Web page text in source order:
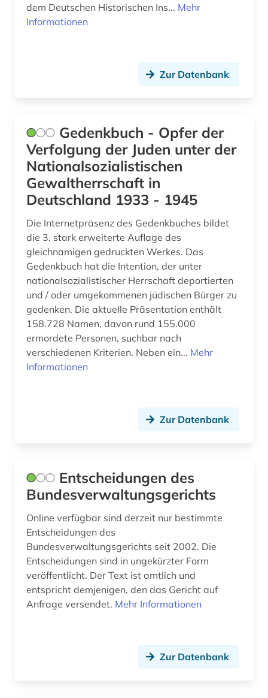
bundesnotarordnung (1)
bundesverfassungsgerichtsgesetz (1)
bundesverwaltung (1)
bunker (1)
bürgerfamilie (1)
bürgerliches gesetzbuch (5)
bürgerliches recht (2)
bürgerliches wappen (1)
cd-rom (4)
cesare orsenigo (1)
comic (1)
controlling (1)
corpora (1)
cranach (1)
datenbank (1)
datenbank genesis (1)
dem Deutschen Historischen Ins... Mehr
Informationen
Zur Datenbank
Gedenkbuch - Opfer der
Verfolgung der Juden unter der
Nationalsozialistischen
Gewaltherrschaft in
Deutschland 1933 - 1945
Die Internetpräsenz des Gedenkbuches bildet
die 3. stark erweiterte Auflage des
gleichnamigen gedruckten Werkes. Das
Gedenkbuch hat die Intention, der unter
nationalsozialistischer Herrschaft deportierten
und / oder umgekommenen jüdischen Bürger zu
gedenken. Die aktuelle Präsentation enthält
158.728 Namen, davon rund 155.000
ermordete Personen, suchbar nach
verschiedenen Kriterien. Neben ein... Mehr
Informationen
Zur Datenbank
Entscheidungen des
Bundesverwaltungsgerichts
Online verfügbar sind derzeit nur bestimmte
Entscheidungen des
Bundesverwaltungsgerichts seit 2002. Die
Entscheidungen sind in ungekürzter Form
veröffentlicht. Der Text ist amtlich und
entspricht demjenigen, den das Gericht auf
Anfrage versendet. Mehr Informationen
Zur Datenbank